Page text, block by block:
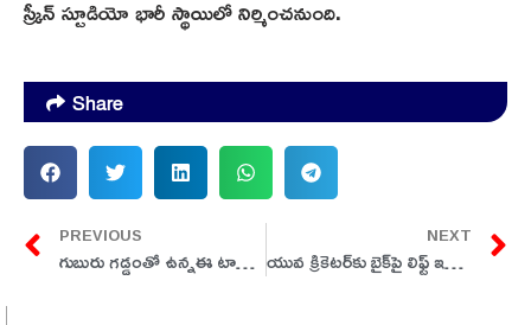
స్క్రీన్ స్టూడియో భారీ స్థాయిలో నిర్మించనుంది.
Share
PREVIOUS
గుబురు గడ్డంతో ఉన్నఈ టాలీవుడ్ హీరోను గుర్తుపట్టారా?
NEXT
యువ క్రికెటర్‌కు బైక్‌పై లిఫ్ట్‌ ఇచ్చిన MS ధోనీ.. వీడియో వైరల్‌